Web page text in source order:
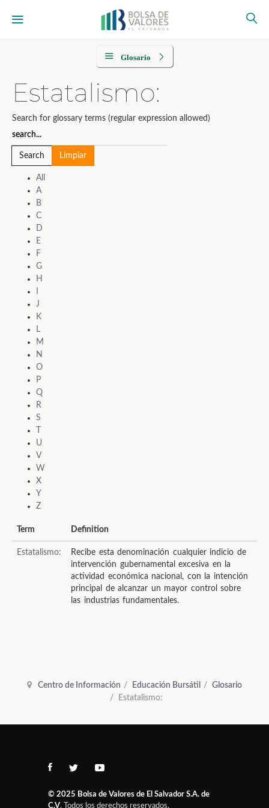
Glosario
Estatalismo:
Search for glossary terms (regular expression allowed)
All
A
B
C
D
E
F
G
H
J
K
L
M
N
O
P
Q
R
S
U
V
W
X
Y
Z
Term Definition
Estatalismo:
Recibe esta denominación cualquier indicio de
intervención gubernamental excesiva en la
actividad económica nacional, con la intención
principal de alcanzar un mayor control sobre
las industrias fundamentales.
Centro de Información Educación Bursátil
Glosario
Estatalismo:
© 2025 Bolsa de Valores de El Salvador S.A. de
C.V. Todos los derechos reservados.